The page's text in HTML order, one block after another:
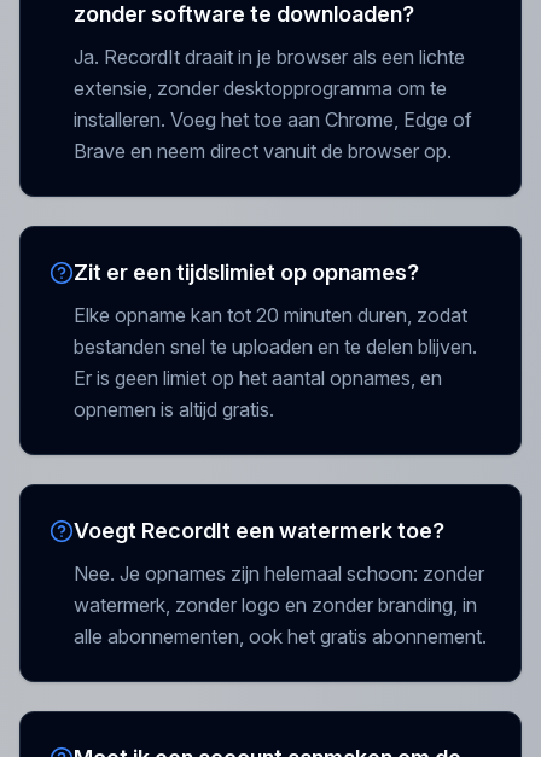
zonder software te downloaden?
Ja. RecordIt draait in je browser als een lichte
extensie, zonder desktopprogramma om te
installeren. Voeg het toe aan Chrome, Edge of
Brave en neem direct vanuit de browser op.
Zit er een tijdslimiet op opnames?
Elke opname kan tot 20 minuten duren, zodat
bestanden snel te uploaden en te delen blijven.
Er is geen limiet op het aantal opnames, en
opnemen is altijd gratis.
Voegt RecordIt een watermerk toe?
Nee. Je opnames zijn helemaal schoon: zonder
watermerk, zonder logo en zonder branding, in
alle abonnementen, ook het gratis abonnement.